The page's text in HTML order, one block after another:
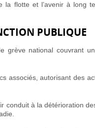
flotte et l’avenir à long
PUBLIQUE
grève national couvrant
associés, autorisant des
conduit à la détérioration